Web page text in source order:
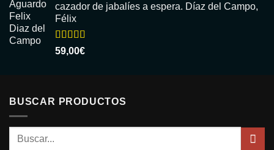
cazador de jabalíes a espera. Díaz del Campo,
Félix
Valorado
con
59,00€
BUSCAR PRODUCTOS
Buscar